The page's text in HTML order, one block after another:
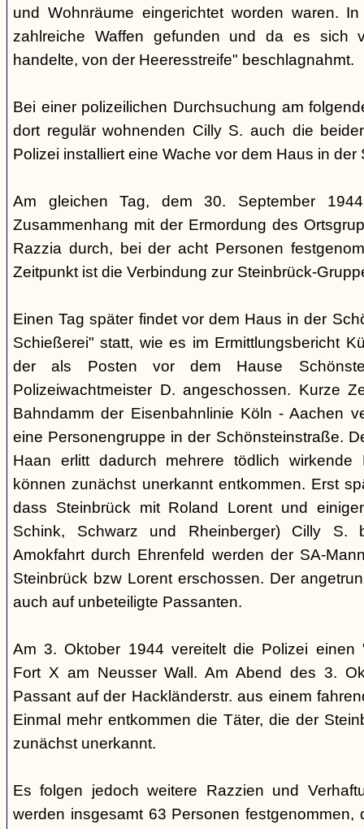
und Wohnräume eingerichtet worden waren.
zahlreiche Waffen gefunden und da es sich
handelte, von der Heeresstreife" beschlagnahmt.
Bei einer polizeilichen Durchsuchung am
dort regulär wohnenden Cilly S. auch die
Polizei installiert eine Wache vor dem Haus in
Am gleichen Tag, dem 30. September
Zusammenhang mit der Ermordung des
Razzia durch, bei der acht Personen
Zeitpunkt ist die Verbindung zur Steinbrück-
Einen Tag später findet vor dem Haus in der
Schießerei" statt, wie es im Ermittlungsbericht
der als Posten vor dem Hause
Polizeiwachtmeister D. angeschossen. Kurze
Bahndamm der Eisenbahnlinie Köln - Aachen
eine Personengruppe in der Schönsteinstraße.
Haan erlitt dadurch mehrere tödlich wirkende
können zunächst unerkannt entkommen. Erst
dass Steinbrück mit Roland Lorent und
Schink, Schwarz und Rheinberger) Cilly S.
Amokfahrt durch Ehrenfeld werden der SA-
Steinbrück bzw Lorent erschossen. Der
auch auf unbeteiligte Passanten.
Am 3. Oktober 1944 vereitelt die Polizei einen
Fort X am Neusser Wall. Am Abend des 3.
Passant auf der Hackländerstr. aus einem
Einmal mehr entkommen die Täter, die der
zunächst unerkannt.
Es folgen jedoch weitere Razzien und
werden insgesamt 63 Personen festgenommen,